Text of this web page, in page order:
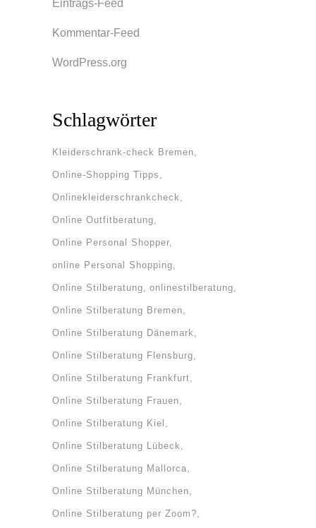
Eintrags-Feed
Kommentar-Feed
WordPress.org
Schlagwörter
Kleiderschrank-check Bremen
Online-Shopping Tipps
Onlinekleiderschrankcheck
Online Outfitberatung
Online Personal Shopper
online Personal Shopping
Online Stilberatung onlinestilberatung
Online Stilberatung Bremen
Online Stilberatung Dänemark
Online Stilberatung Flensburg
Online Stilberatung Frankfurt
Online Stilberatung Frauen
Online Stilberatung Kiel
Online Stilberatung Lübeck
Online Stilberatung Mallorca
Online Stilberatung München
Online Stilberatung per Zoom?